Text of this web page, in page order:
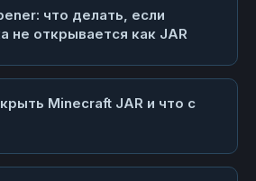
что делать, если
не открывается как JAR
Minecraft JAR и что с